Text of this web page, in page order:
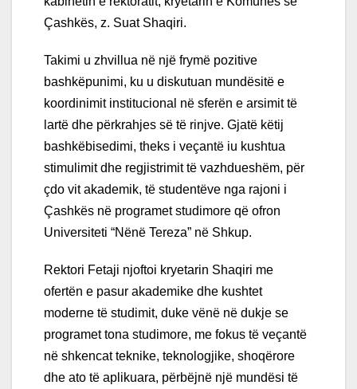
Çashkës, z. Suat Shaqiri.
Takimi u zhvillua në një frymë pozitive
bashkëpunimi, ku u diskutuan mundësitë e
koordinimit institucional në sferën e arsimit të
lartë dhe përkrahjes së të rinjve. Gjatë këtij
bashkëbisedimi, theks i veçantë iu kushtua
stimulimit dhe regjistrimit të vazhdueshëm, për
çdo vit akademik, të studentëve nga rajoni i
Çashkës në programet studimore që ofron
Universiteti “Nënë Tereza” në Shkup.
Rektori Fetaji njoftoi kryetarin Shaqiri me
ofertën e pasur akademike dhe kushtet
moderne të studimit, duke vënë në dukje se
programet tona studimore, me fokus të veçantë
në shkencat teknike, teknologjike, shoqërore
dhe ato të aplikuara, përbëjnë një mundësi të